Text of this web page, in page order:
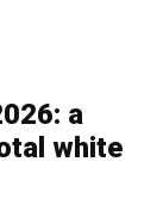
a
white